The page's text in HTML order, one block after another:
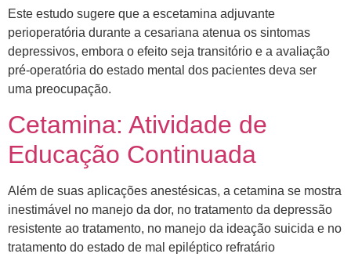
Este estudo sugere que a escetamina adjuvante
perioperatória durante a cesariana atenua os sintomas
depressivos, embora o efeito seja transitório e a avaliação
pré-operatória do estado mental dos pacientes deva ser
uma preocupação.
Cetamina: Atividade de
Educação Continuada
Além de suas aplicações anestésicas, a cetamina se mostra
inestimável no manejo da dor, no tratamento da depressão
resistente ao tratamento, no manejo da ideação suicida e no
tratamento do estado de mal epiléptico refratário